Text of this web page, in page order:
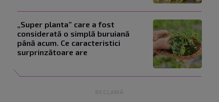
„Super planta” care a fost
considerată o simplă buruiană
până acum. Ce caracteristici
surprinzătoare are
RECLAMĂ